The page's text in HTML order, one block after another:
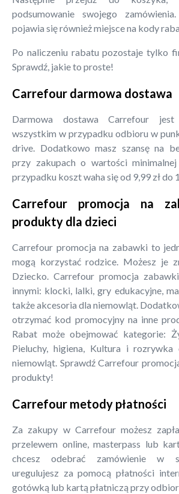
podsumowanie swojego
pojawia się również miejsce na kody
Po naliczeniu rabatu pozostaje tylko
Sprawdź, jakie to proste!
Carrefour darmowa dostawa
Darmowa dostawa Carrefour
wszystkim w przypadku odbioru w
drive. Dodatkowo masz szansę na
przy zakupach o wartości
przypadku koszt waha się od 9,99 zł do
Carrefour promocja na
produkty dla dzieci
Carrefour promocja na zabawki to
mogą korzystać rodzice. Możesz je
Dziecko. Carrefour promocja
innymi: klocki, lalki, gry edukacyjne,
także akcesoria dla niemowląt.
otrzymać kod promocyjny na inne
Rabat może obejmować kategorie:
Pieluchy, higiena, Kultura i
niemowląt. Sprawdź Carrefour
produkty!
Carrefour metody płatności
Za zakupy w Carrefour możesz
przelewem online, masterpass lub
chcesz odebrać zamówienie w
uregulujesz za pomocą płatności
gotówką lub kartą płatniczą przy